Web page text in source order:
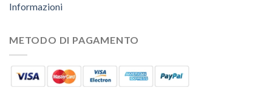
Informazioni
METODO DI PAGAMENTO